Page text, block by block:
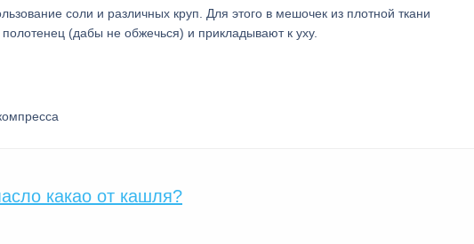
соли и различных круп. Для этого в мешочек из плотной ткани
(дабы не обжечься) и прикладывают к уху.
какао от кашля?